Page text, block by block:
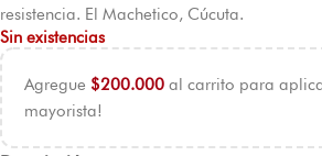
resistencia. El Machetico, Cúcuta.
Sin existencias
Agregue $200.000 al carrito para
mayorista!